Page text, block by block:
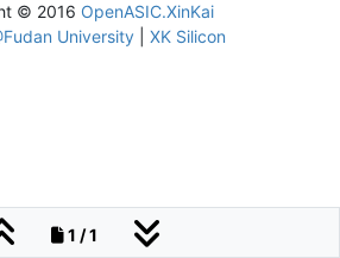
1 / 1
© 2016 OpenASIC.XinKai
University| XK Silicon